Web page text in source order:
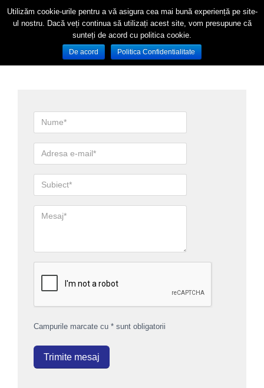
Campurile marcate cu * sunt obligatorii
Utilizăm cookie-urile pentru a vă asigura cea mai bună experiență pe site-
ul nostru. Dacă veți continua să utilizați acest site, vom presupune că
sunteți de acord cu politica cookie.
De acord Politica Confidentialitate